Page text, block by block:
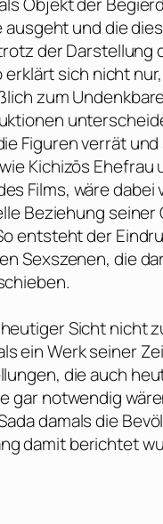
Objekt der
und die
der
sich nicht
zum
Figuren verrät
Kichizōs Ehefrau
Films, wäre
Beziehung
entsteht der
Sexszenen, die
Sicht nicht
ein Werk seiner
die auch
gar notwendig
damals die
damit berichtet